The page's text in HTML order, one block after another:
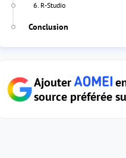
6. R-Studio
Conclusion
Ajouter
source préférée